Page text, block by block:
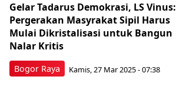
Bogor Raya
Gelar Tadarus Demokrasi, LS Vinus:
Pergerakan Masyrakat Sipil Harus
Mulai Dikristalisasi untuk Bangun
Nalar Kritis
Kamis, 27 Mar 2025 - 07:38